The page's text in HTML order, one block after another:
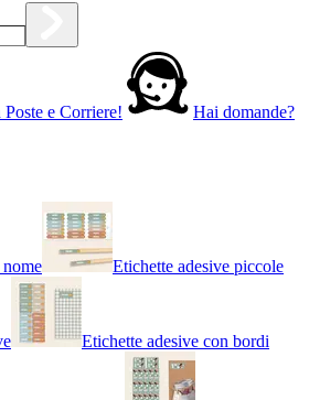
e Corriere!
Hai domande?
Etichette adesive piccole
Etichette adesive con bordi